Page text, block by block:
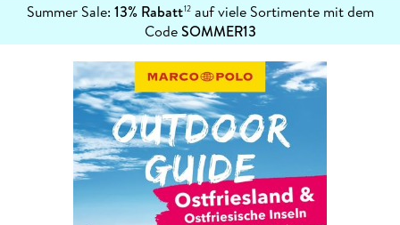
Summer Sale: 13% Rabatt12auf viele Sortimente mit dem
CodeSOMMER13
erfahren